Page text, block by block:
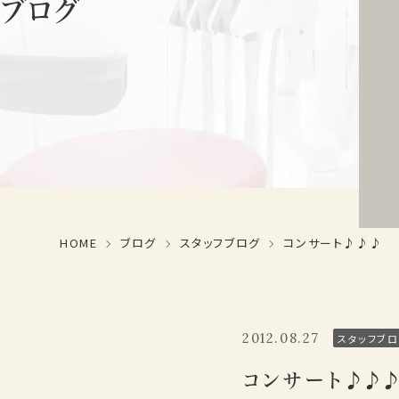
ブログ
HOME ブログ スタッフブログ コンサート♪♪♪
2012.08.27 スタッフブ
コンサート